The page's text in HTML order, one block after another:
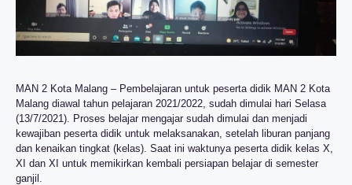
MAN 2 Kota Malang – Pembelajaran untuk peserta didik MAN 2 Kota
Malang diawal tahun pelajaran 2021/2022, sudah dimulai hari Selasa
(13/7/2021). Proses belajar mengajar sudah dimulai dan menjadi
kewajiban peserta didik untuk melaksanakan, setelah liburan panjang
dan kenaikan tingkat (kelas). Saat ini waktunya peserta didik kelas X,
XI dan XI untuk memikirkan kembali persiapan belajar di semester
ganjil.